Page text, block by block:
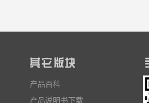
产品百科
产品说明书下载